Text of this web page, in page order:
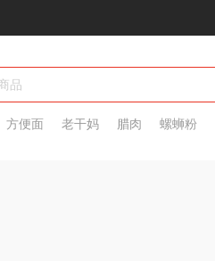
方便面 老干妈 腊肉 螺蛳粉